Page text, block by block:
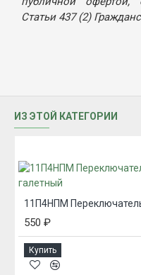
Статьи 437 (2)
ИЗ ЭТОЙ КАТЕГОРИИ
550 ₽
Купить